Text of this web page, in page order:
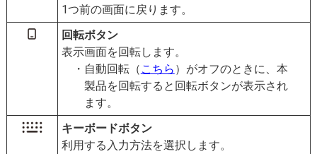
1つ前の画面に戻ります。
回転ボタン
表示画面を回転します。
自動回転（ こちら ）がオフのときに、本
製品を回転すると回転ボタンが表示され
ます。
キーボードボタン
利用する入力方法を選択します。